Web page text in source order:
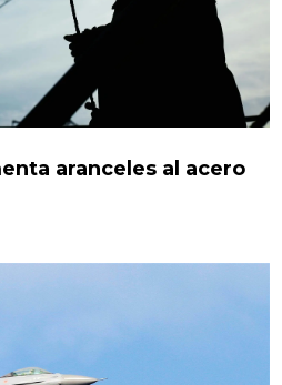
aranceles al acero